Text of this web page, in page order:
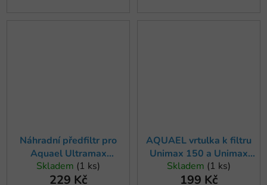
Náhradní předfiltr pro
Aquael Ultramax
1000/1500/2000
Skladem (1 ks)
229 Kč
AQUAEL vrtulka k filtru
Unimax 150 a Unimax
250 (x)
Skladem (1 ks)
199 Kč